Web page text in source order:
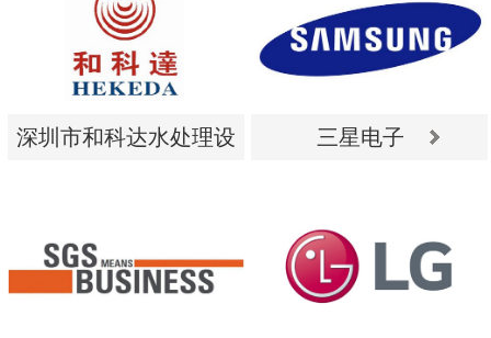
深圳市和科达水处理设
深圳市和科达水处理设
备有限公司
三星电子
三星电子